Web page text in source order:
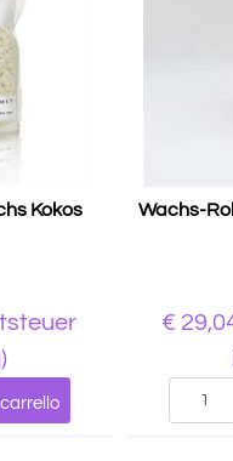
Kokos
Wachs-
€